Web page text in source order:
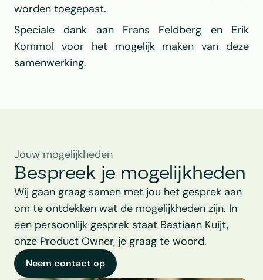
worden toegepast.
Speciale dank aan Frans Feldberg en Erik
Kommol voor het mogelijk maken van deze
samenwerking.
Jouw mogelijkheden
Bespreek je mogelijkheden
Wij gaan graag samen met jou het gesprek aan
om te ontdekken wat de mogelijkheden zijn. In
een persoonlijk gesprek staat Bastiaan Kuijt,
onze Product Owner, je graag te woord.
Neem contact op